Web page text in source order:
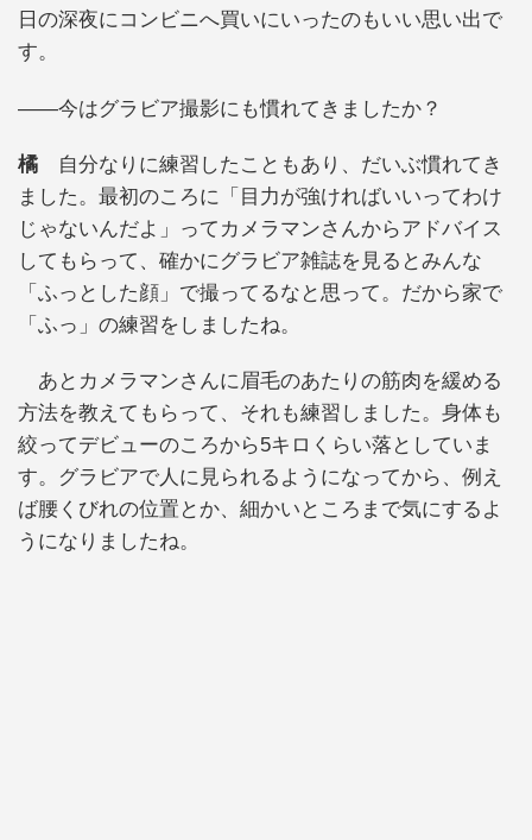
日の深夜にコンビニへ買いにいったのもいい思い出で
す。
――今はグラビア撮影にも慣れてきましたか？
橘 自分なりに練習したこともあり、だいぶ慣れてき
ました。最初のころに「目力が強ければいいってわけ
じゃないんだよ」ってカメラマンさんからアドバイス
してもらって、確かにグラビア雑誌を見るとみんな
「ふっとした顔」で撮ってるなと思って。だから家で
「ふっ」の練習をしましたね。
あとカメラマンさんに眉毛のあたりの筋肉を緩める
方法を教えてもらって、それも練習しました。身体も
絞ってデビューのころから5キロくらい落としていま
す。グラビアで人に見られるようになってから、例え
ば腰くびれの位置とか、細かいところまで気にするよ
うになりましたね。